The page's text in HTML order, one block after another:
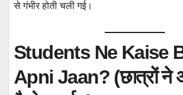
से गंभीर होती चली गई।
Students Ne Kaise
Apni Jaan? (छात्रों ने